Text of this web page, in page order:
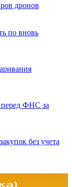
дронов
по вновь
перед ФНС за
без учета